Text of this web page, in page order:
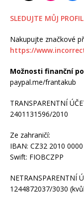
SLEDUJTE MŮJ
Nakupujte značkové
https://
Možnosti finanční
paypal.me/frantakub
TRANSPARENTNÍ
2401131596/2010
Ze zahraničí:
IBAN: CZ32 2010
Swift: FIOBCZPP
NETRANSPARENTNÍ
1244872037/3030